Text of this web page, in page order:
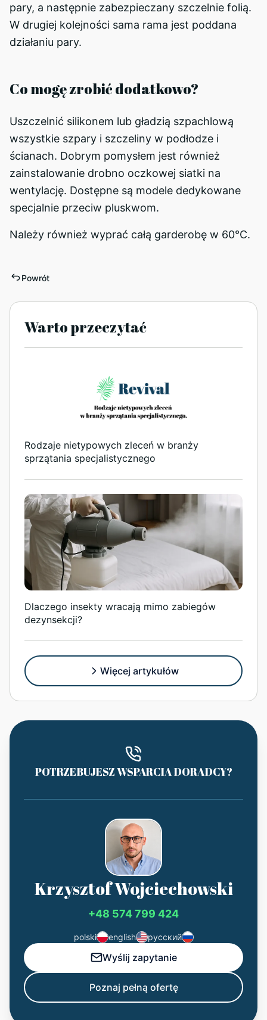
Powrót
pary, a następnie zabezpieczany szczelnie folią.
W drugiej kolejności sama rama jest poddana
działaniu pary.
Co mogę zrobić dodatkowo?
Uszczelnić silikonem lub gładzią szpachlową
wszystkie szpary i szczeliny w podłodze i
ścianach. Dobrym pomysłem jest również
zainstalowanie drobno oczkowej siatki na
wentylację. Dostępne są modele dedykowane
specjalnie przeciw pluskwom.
Należy również wyprać całą garderobę w 60°C.
Warto przeczytać
Rodzaje nietypowych zleceń w branży
sprzątania specjalistycznego
Dlaczego insekty wracają mimo zabiegów
dezynsekcji?
Więcej artykułów
POTRZEBUJESZ WSPARCIA DORADCY?
Krzysztof Wojciechowski
+48 574 799 424
polski english русский
Wyślij zapytanie
Poznaj pełną ofertę